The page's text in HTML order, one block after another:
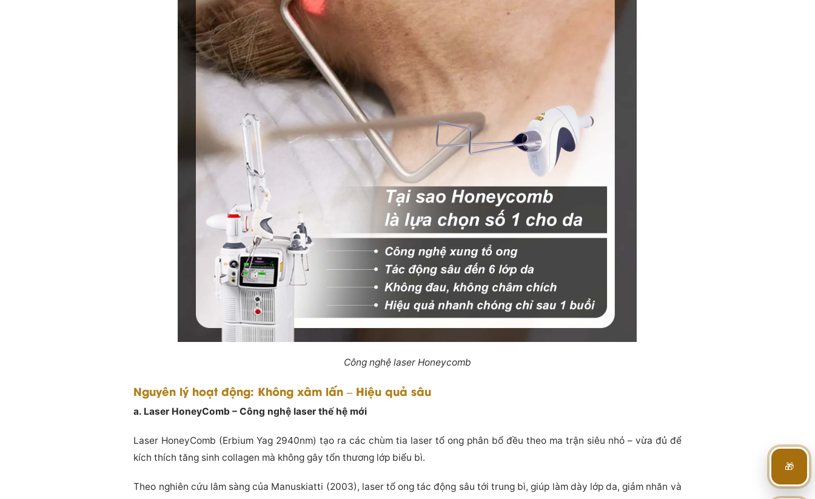
Công nghệ laser Honeycomb
Nguyên lý hoạt động: Không xâm lấn – Hiệu quả sâu
a. Laser HoneyComb – Công nghệ laser thế hệ mới
Laser HoneyComb (Erbium Yag 2940nm) tạo ra các chùm tia laser tổ ong phân bổ đều theo ma trận siêu nhỏ – vừa đủ để
kích thích tăng sinh collagen mà không gây tổn thương lớp biểu bì.
Theo nghiên cứu lâm sàng của Manuskiatti (2003), laser tổ ong tác động sâu tới trung bì, giúp làm dày lớp da, giảm nhăn và
🎁